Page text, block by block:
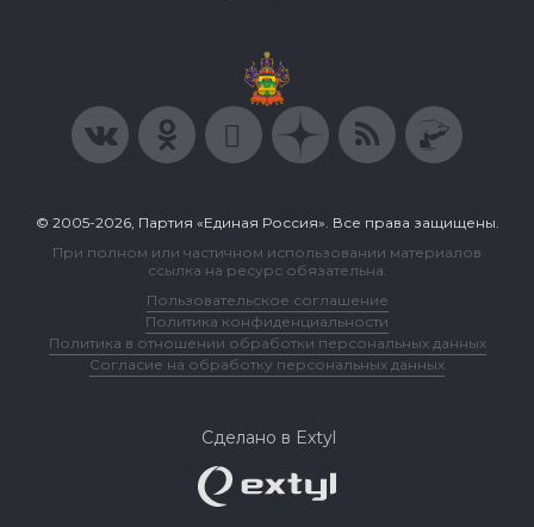
© 2005-2026, Партия «Единая Россия». Все права защищены.
При полном или частичном использовании материалов
ссылка на ресурс обязательна.
Пользовательское соглашение
Политика конфиденциальности
Политика в отношении обработки персональных данных
Согласие на обработку персональных данных
Сделано в Extyl